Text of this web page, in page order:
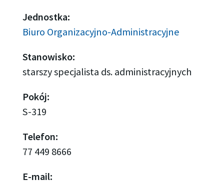
Jednostka:
Biuro Organizacyjno-Administracyjne
Stanowisko:
starszy specjalista ds. administracyjnych
Pokój:
S-319
Telefon:
77 449 8666
E-mail: